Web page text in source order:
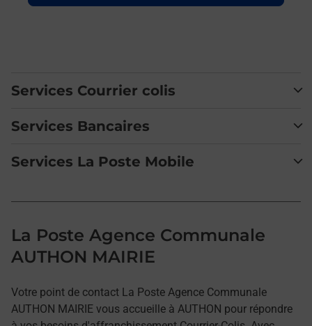
Services Courrier colis
Services Bancaires
Services La Poste Mobile
La Poste Agence Communale
AUTHON MAIRIE
Votre point de contact La Poste Agence Communale
AUTHON MAIRIE vous accueille à AUTHON pour répondre